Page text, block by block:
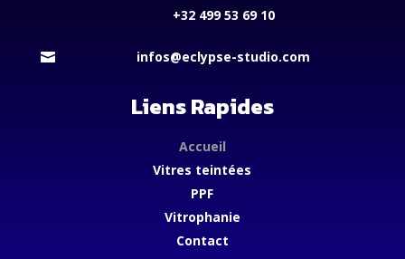
+32 499 53 69 10
 infos@eclypse-studio.com
Liens Rapides
Accueil
Vitres teintées
PPF
Vitrophanie
Contact